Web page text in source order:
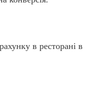
в ресторані в